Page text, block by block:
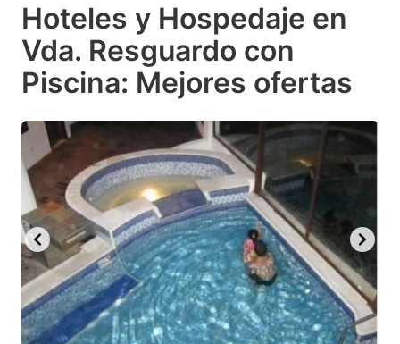
select
a
date.
the
question
mark
key
to
get
the
keyboard
select
a
date.
the
question
mark
key
to
get
the
keyboard
Hoteles y Hospedaje en
Vda. Resguardo con
Piscina: Mejores ofertas